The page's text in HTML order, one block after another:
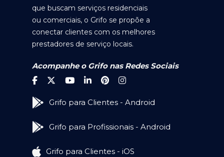
que buscam serviços residenciais
ou comerciais, o Grifo se propõe a
conectar clientes com os melhores
prestadores de serviço locais.
Acompanhe o Grifo nas Redes Sociais
Grifo para Clientes - Android
Grifo para Profissionais - Android
Grifo para Clientes - iOS